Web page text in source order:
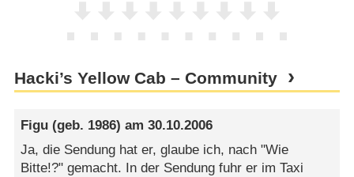
Hacki’s Yellow Cab – Community
Figu (geb. 1986) am30.10.2006
Ja, die Sendung hat er, glaube ich, nach "Wie
Bitte!?" gemacht. In der Sendung fuhr er im Taxi